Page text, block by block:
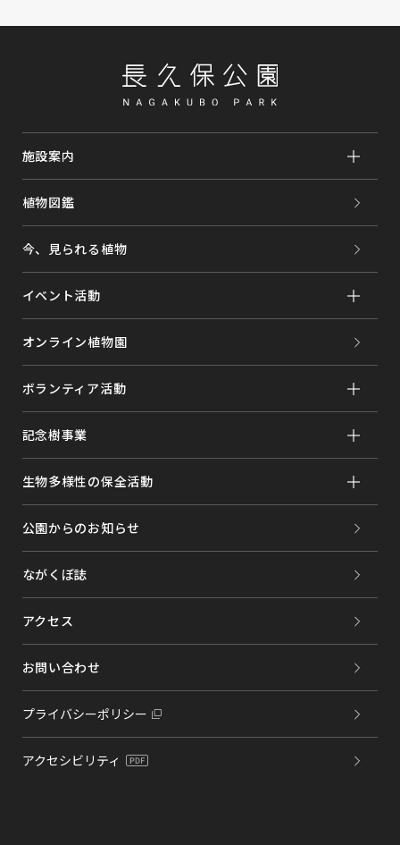
施設案内
植物図鑑
今、見られる植物
イベント活動
オンライン植物園
ボランティア活動
記念樹事業
生物多様性の保全活動
公園からのお知らせ
ながくぼ誌
アクセス
お問い合わせ
プライバシーポリシー
アクセシビリティ